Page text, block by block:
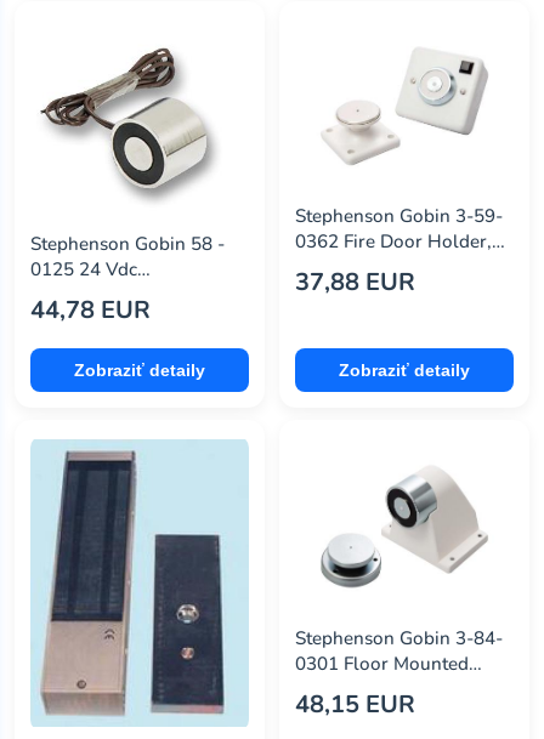
Stephenson Gobin 58 -
0125 24 Vdc
Electromagnet, Type 58
44,78 EUR
Zobraziť detaily
Stephenson Gobin 3-59-
0362 Fire Door Holder,
200N, 24V, 1.15W
37,88 EUR
Zobraziť detaily
Stephenson Gobin 3-84-
0301 Floor Mounted
Door Holder, 200N, 24V
48,15 EUR